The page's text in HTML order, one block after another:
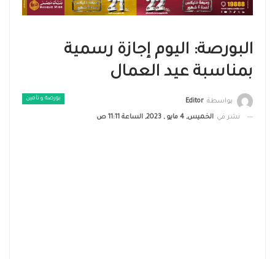
البورصة: اليوم إجازة رسمية
بمناسبة عيد العمال
بورصة و تأمين بواسطة Editor
نشر في الخميس, 4 مايو , 2023, الساعة 11:11 ص